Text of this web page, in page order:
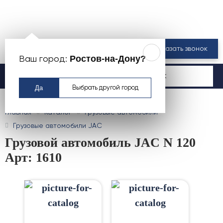
Ваш город: Ростов-на-Дону?
Да Выбрать другой город
Заказать звонок
Москва
Главная Каталог
Грузовые автомобили
Грузовые автомобили JAC
Грузовой автомобиль JAC N 120
Арт: 1610